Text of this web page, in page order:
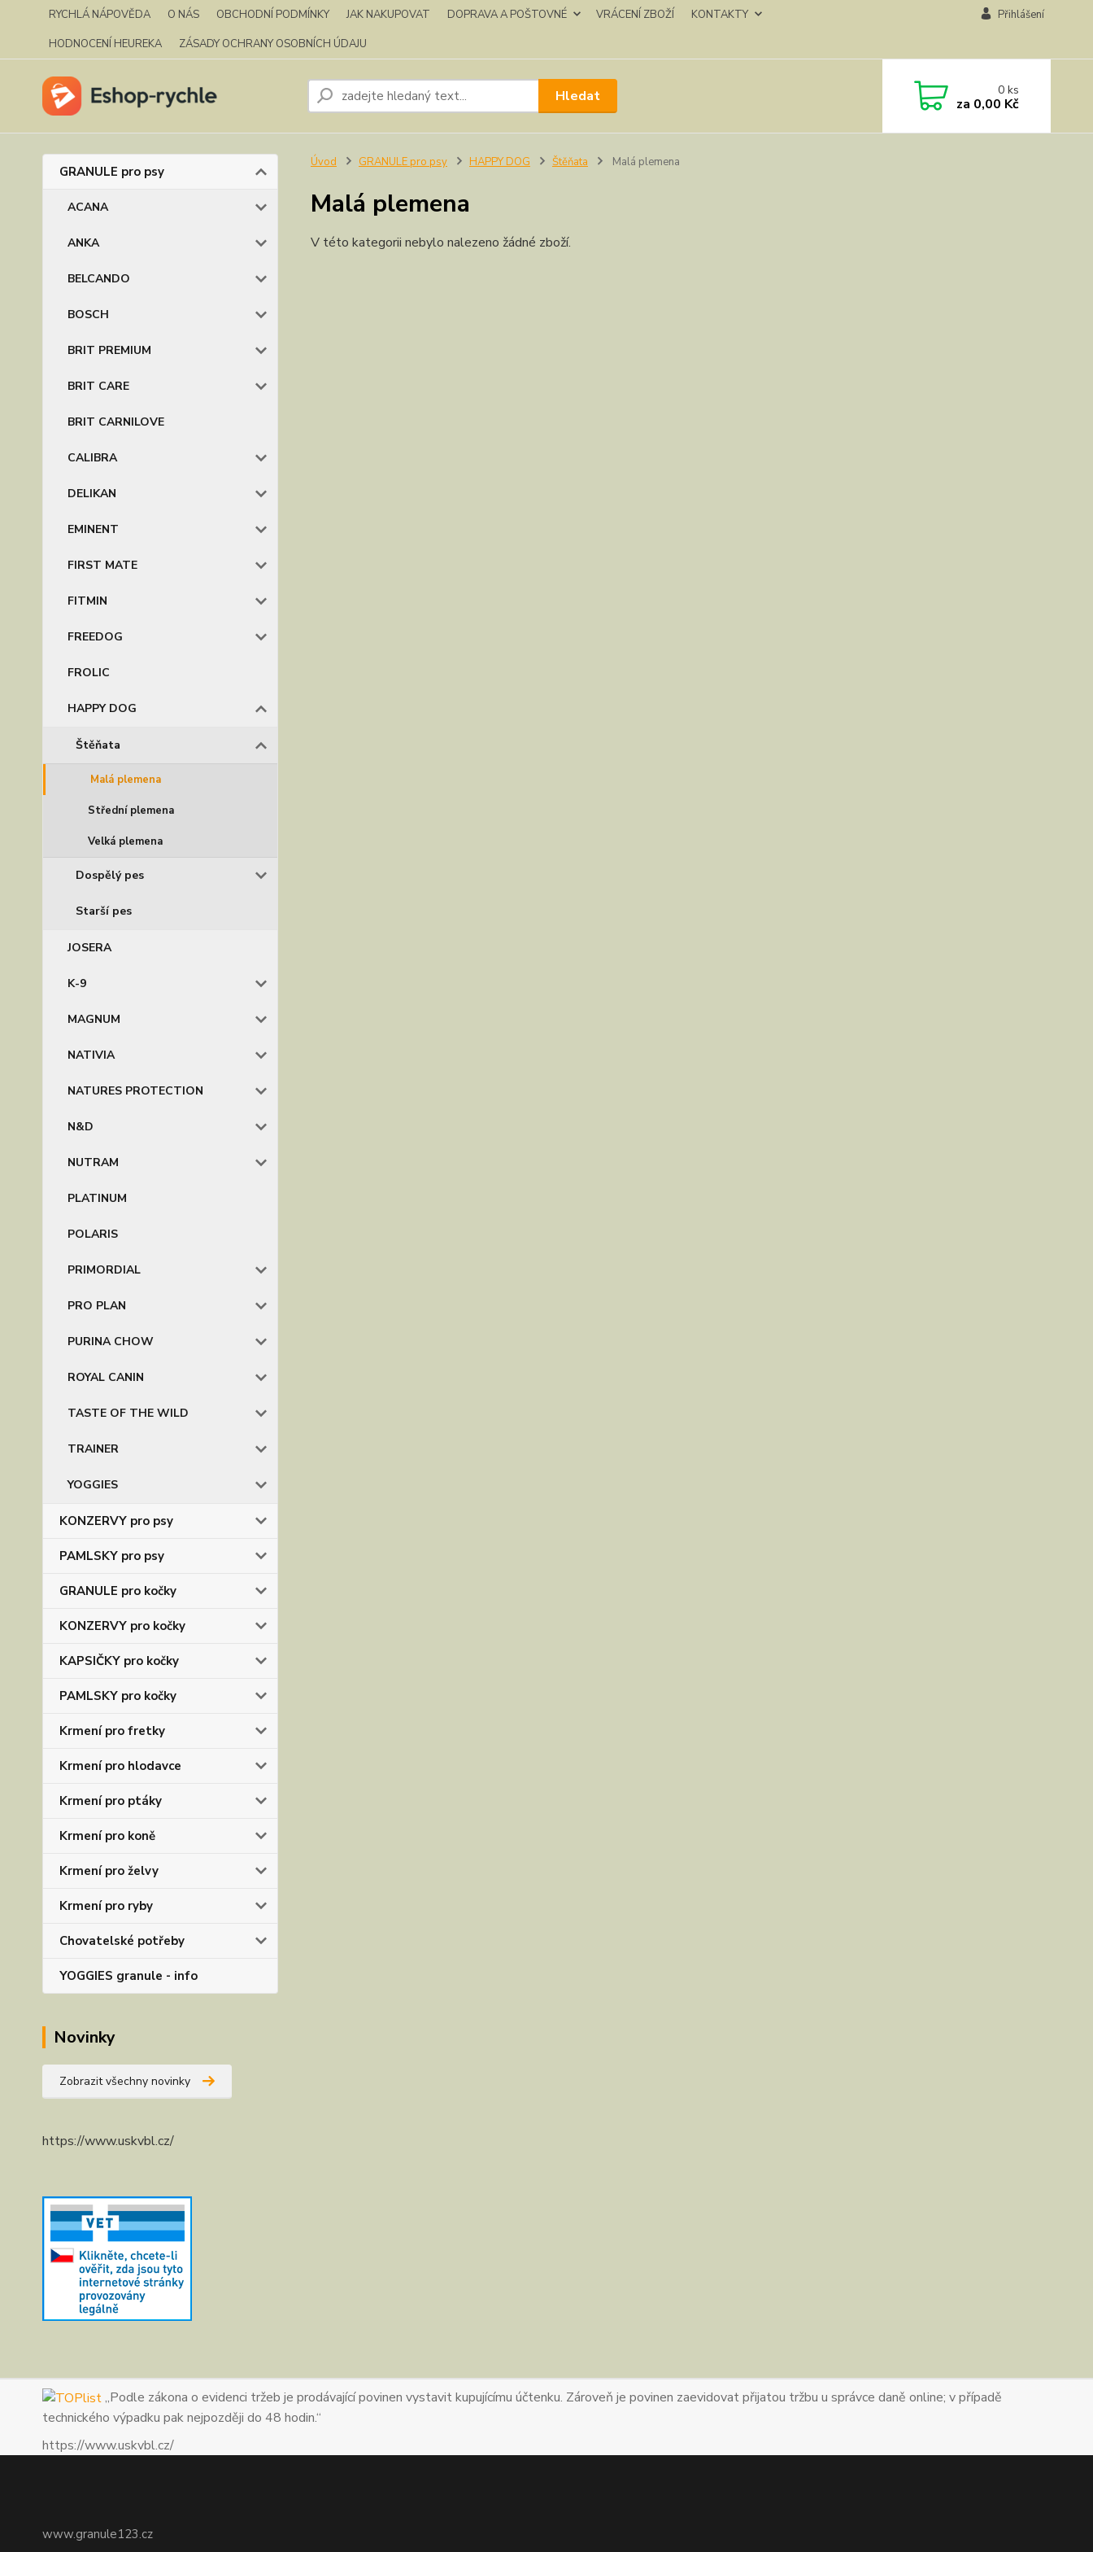
RYCHLÁ NÁPOVĚDA O NÁS OBCHODNÍ PODMÍNKY JAK NAKUPOVAT DOPRAVA A POŠTOVNÉ VRÁCENÍ ZBOŽÍ
KONTAKTY
HODNOCENÍ HEUREKA
ZÁSADY OCHRANY OSOBNÍCH ÚDAJU
Přihlášení
Hledat 0ks
za 0,00 Kč
GRANULE pro psy
ACANA
ANKA
BELCANDO
BOSCH
BRIT PREMIUM
BRIT CARE
BRIT CARNILOVE
CALIBRA
DELIKAN
EMINENT
FIRST MATE
FITMIN
FREEDOG
FROLIC
HAPPY DOG
Štěňata
Malá plemena
Střední plemena
Velká plemena
Dospělý pes
Starší pes
JOSERA
K-9
MAGNUM
NATIVIA
NATURES PROTECTION
N&D
NUTRAM
PLATINUM
POLARIS
PRIMORDIAL
PRO PLAN
PURINA CHOW
ROYAL CANIN
TASTE OF THE WILD
TRAINER
YOGGIES
KONZERVY pro psy
PAMLSKY pro psy
GRANULE pro kočky
KONZERVY pro kočky
KAPSIČKY pro kočky
PAMLSKY pro kočky
Krmení pro fretky
Krmení pro hlodavce
Krmení pro ptáky
Krmení pro koně
Krmení pro želvy
Krmení pro ryby
Chovatelské potřeby
YOGGIES granule - info
Novinky
Zobrazit všechny novinky
https://www.uskvbl.cz/
Úvod GRANULE pro psy HAPPY DOG Štěňata Malá plemena
Malá plemena
V této kategorii nebylo nalezeno žádné zboží.
„Podle zákona o evidenci tržeb je prodávající povinen vystavit kupujícímu účtenku. Zároveň je povinen zaevidovat přijatou tržbu u správce daně online; v případě
technického výpadku pak nejpozději do 48 hodin.“
https://www.uskvbl.cz/
www.granule123.cz